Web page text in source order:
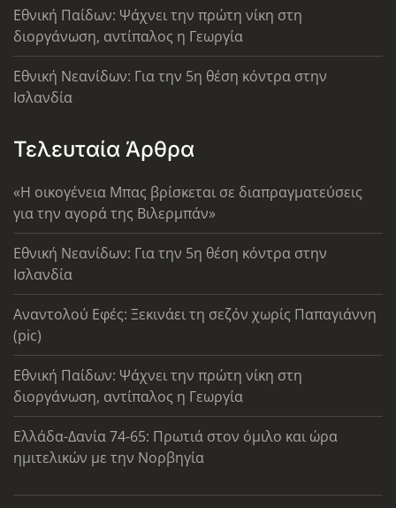
Εθνική Παίδων: Ψάχνει την πρώτη νίκη στη
διοργάνωση, αντίπαλος η Γεωργία
Εθνική Νεανίδων: Για την 5η θέση κόντρα στην
Ισλανδία
Τελευταία Άρθρα
«Η οικογένεια Μπας βρίσκεται σε διαπραγματεύσεις
για την αγορά της Βιλερμπάν»
Εθνική Νεανίδων: Για την 5η θέση κόντρα στην
Ισλανδία
Αναντολού Εφές: Ξεκινάει τη σεζόν χωρίς Παπαγιάννη
(pic)
Εθνική Παίδων: Ψάχνει την πρώτη νίκη στη
διοργάνωση, αντίπαλος η Γεωργία
Ελλάδα-Δανία 74-65: Πρωτιά στον όμιλο και ώρα
ημιτελικών με την Νορβηγία